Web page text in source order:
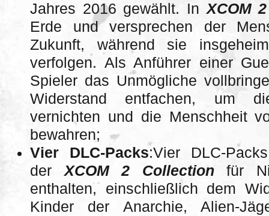
Jahres 2016 gewählt. In XCOM 2
Erde und versprechen der
Zukunft, während sie
verfolgen. Als Anführer einer
Spieler das Unmögliche
Widerstand entfachen, um
vernichten und die Menschheit
bewahren;
Vier DLC-Packs:Vier DLC-
der XCOM 2 Collection
für
enthalten, einschließlich dem
Kinder der Anarchie, Alien-